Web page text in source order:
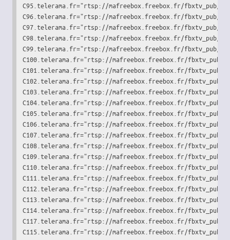
C95.telerama.fr="rtsp://mafreebox.freebox.fr/fbxtv_pub/
C96.telerama.fr="rtsp://mafreebox.freebox.fr/fbxtv_pub/
C97.telerama.fr="rtsp://mafreebox.freebox.fr/fbxtv_pub/
C98.telerama.fr="rtsp://mafreebox.freebox.fr/fbxtv_pub/
C99.telerama.fr="rtsp://mafreebox.freebox.fr/fbxtv_pub/
C100.telerama.fr="rtsp://mafreebox.freebox.fr/fbxtv_pub/
C101.telerama.fr="rtsp://mafreebox.freebox.fr/fbxtv_pub/
C102.telerama.fr="rtsp://mafreebox.freebox.fr/fbxtv_pub/
C103.telerama.fr="rtsp://mafreebox.freebox.fr/fbxtv_pub/
C104.telerama.fr="rtsp://mafreebox.freebox.fr/fbxtv_pub/
C105.telerama.fr="rtsp://mafreebox.freebox.fr/fbxtv_pub/
C106.telerama.fr="rtsp://mafreebox.freebox.fr/fbxtv_pub/
C107.telerama.fr="rtsp://mafreebox.freebox.fr/fbxtv_pub/
C108.telerama.fr="rtsp://mafreebox.freebox.fr/fbxtv_pub/
C109.telerama.fr="rtsp://mafreebox.freebox.fr/fbxtv_pub/
C110.telerama.fr="rtsp://mafreebox.freebox.fr/fbxtv_pub/
C111.telerama.fr="rtsp://mafreebox.freebox.fr/fbxtv_pub/
C112.telerama.fr="rtsp://mafreebox.freebox.fr/fbxtv_pub/
C113.telerama.fr="rtsp://mafreebox.freebox.fr/fbxtv_pub/
C114.telerama.fr="rtsp://mafreebox.freebox.fr/fbxtv_pub/
C117.telerama.fr="rtsp://mafreebox.freebox.fr/fbxtv_pub/
C115.telerama.fr="rtsp://mafreebox.freebox.fr/fbxtv_pub/